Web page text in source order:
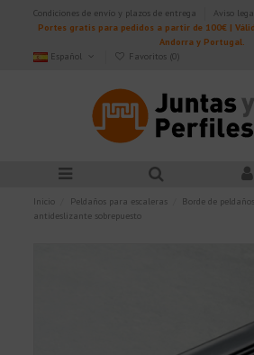
Condiciones de envío y plazos de entrega Aviso
Portes gratis para pedidos a partir de 100€ |
Andorra y Portugal.
Español
Favoritos (0)
Inicio Peldaños para escaleras
Borde de
antideslizante sobrepuesto